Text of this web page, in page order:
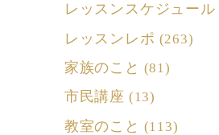
レッスンスケジュール
レッスンレポ (263)
家族のこと (81)
市民講座 (13)
教室のこと (113)